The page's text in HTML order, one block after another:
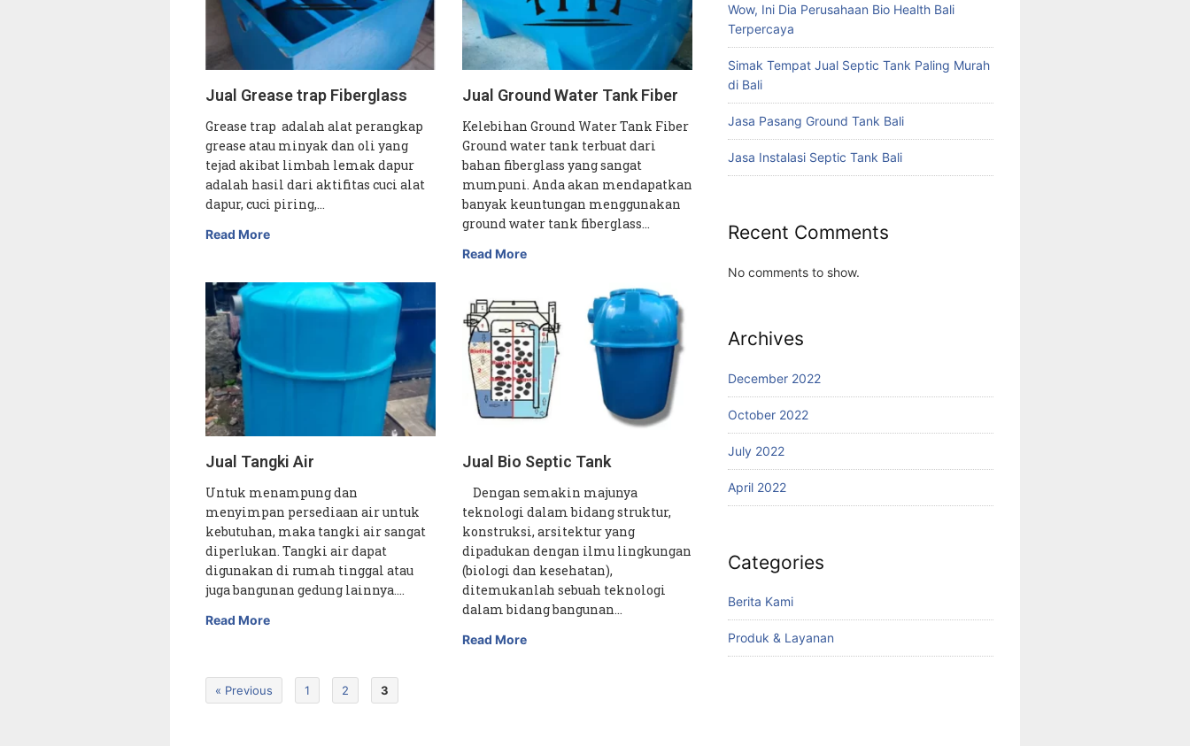
Jual Grease trap Fiberglass
Grease trap adalah alat perangkap
grease atau minyak dan oli yang
tejad akibat limbah lemak dapur
adalah hasil dari aktifitas cuci alat
dapur, cuci piring,…
Read More
Jual Ground Water Tank Fiber
Kelebihan Ground Water Tank Fiber
Ground water tank terbuat dari
bahan fiberglass yang sangat
mumpuni. Anda akan mendapatkan
banyak keuntungan menggunakan
ground water tank fiberglass…
Read More
Jual Tangki Air
Untuk menampung dan
menyimpan persediaan air untuk
kebutuhan, maka tangki air sangat
diperlukan. Tangki air dapat
digunakan di rumah tinggal atau
juga bangunan gedung lainnya.…
Read More
Jual Bio Septic Tank
Dengan semakin majunya
teknologi dalam bidang struktur,
konstruksi, arsitektur yang
dipadukan dengan ilmu lingkungan
(biologi dan kesehatan),
ditemukanlah sebuah teknologi
dalam bidang bangunan…
Read More
« Previous 1 2 3
Wow, Ini Dia Perusahaan Bio Health Bali
Terpercaya
Simak Tempat Jual Septic Tank Paling Murah
di Bali
Jasa Pasang Ground Tank Bali
Jasa Instalasi Septic Tank Bali
Recent Comments
No comments to show.
Archives
December 2022
October 2022
July 2022
April 2022
Categories
Berita Kami
Produk & Layanan